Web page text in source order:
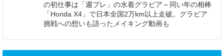
の初仕事は「週プレ」の水着グラビア～同い年の相棒
「Honda X4」で日本全国2万km以上走破。グラビア
挑戦への想いも語ったメイキング動画も